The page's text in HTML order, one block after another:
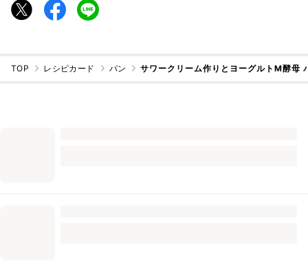
TOP レシピカード パン サワークリーム作りとヨーグルトM酵母